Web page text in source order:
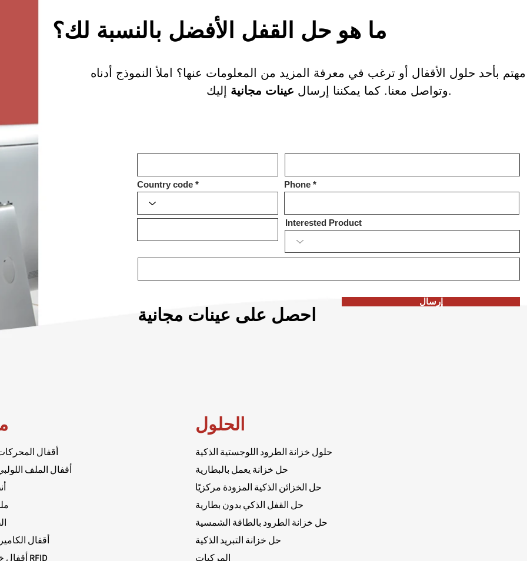
ما هو حل القفل الأفضل بالنسبة لك؟
بأحد حلول الأقفال أو ترغب في معرفة المزيد من المعلومات عنها؟ املأ النموذج أدناه
وتواصل معنا. كما يمكننا إرسال عينات مجانية إليك.
Country code Phone
Interested Product
احصل على عينات مجانية
إرسال
أقفال
أقفال الملف
أقفال
أقفال خزانة ببطاقة RFID
الحلول
حلول خزانة الطرود اللوجستية الذكية
حل خزانة يعمل بالبطارية
حل الخزائن الذكية المزودة مركزيًا
حل القفل الذكي بدون بطارية
حل خزانة الطرود بالطاقة الشمسية
حل خزانة التبريد الذكية
المركبات